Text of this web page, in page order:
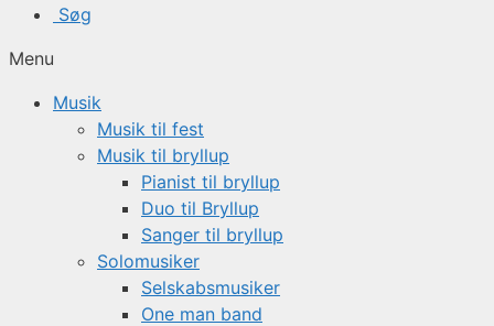
Søg
Menu
Musik
Musik til fest
Musik til bryllup
Pianist til bryllup
Duo til Bryllup
Sanger til bryllup
Solomusiker
Selskabsmusiker
One man band